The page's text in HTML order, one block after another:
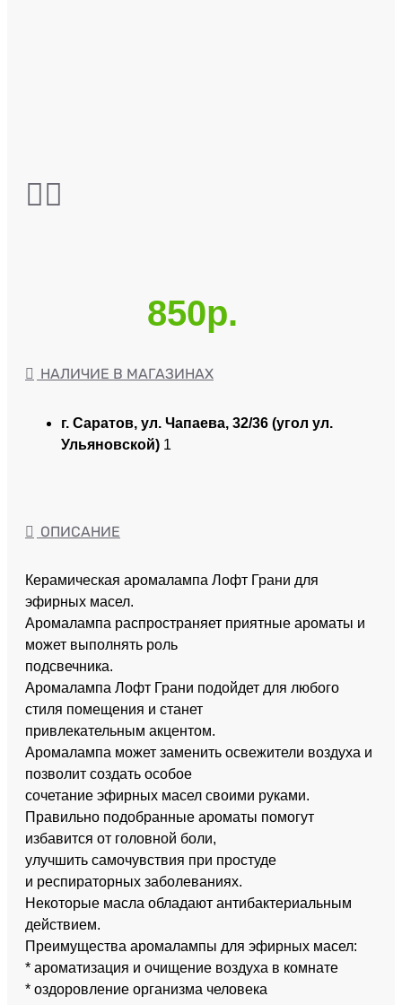
850р.
НАЛИЧИЕ В МАГАЗИНАХ
г. Саратов, ул. Чапаева, 32/36 (угол ул.
Ульяновской) 1
ОПИСАНИЕ
Керамическая аромалампа Лофт Грани для
эфирных масел.
Аромалампа распространяет приятные ароматы и
может выполнять роль
подсвечника.
Аромалампа Лофт Грани подойдет для любого
стиля помещения и станет
привлекательным акцентом.
Аромалампа может заменить освежители воздуха и
позволит создать особое
сочетание эфирных масел своими руками.
Правильно подобранные ароматы помогут
избавится от головной боли,
улучшить самочувствия при простуде
и респираторных заболеваниях.
Некоторые масла обладают антибактериальным
действием.
Преимущества аромалампы для эфирных масел:
* ароматизация и очищение воздуха в комнате
* оздоровление организма человека